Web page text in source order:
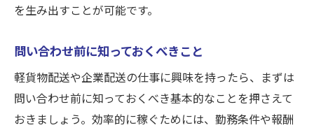
を生み出すことが可能です。
問い合わせ前に知っておくべきこと
軽貨物配送や企業配送の仕事に興味を持ったら、まずは
問い合わせ前に知っておくべき基本的なことを押さえて
おきましょう。効率的に稼ぐためには、勤務条件や報酬